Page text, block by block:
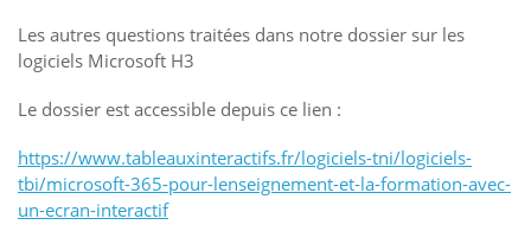
Les autres questions traitées dans notre dossier sur les
logiciels Microsoft H3
Le dossier est accessible depuis ce lien :
https://www.tableauxinteractifs.fr/logiciels-tni/logiciels-
tbi/microsoft-365-pour-lenseignement-et-la-formation-avec-
un-ecran-interactif